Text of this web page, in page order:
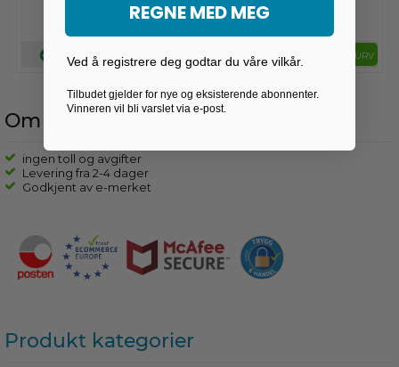
NOK
På lager LEGG I KURV
99,95
På lager LEGG I KURV
Om Coolpriser.no
ingen toll og avgifter
Levering fra 2-4 dager
Godkjent av e-merket
Produkt kategorier
REGNE MED MEG
Ved å registrere deg godtar du våre vilkår.
Tilbudet gjelder for nye og eksisterende abonnenter.
Vinneren vil bli varslet via e-post.